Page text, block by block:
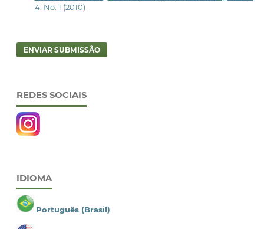
4, No. 1 (2010)
ENVIAR SUBMISSÃO
REDES SOCIAIS
IDIOMA
Português (Brasil)